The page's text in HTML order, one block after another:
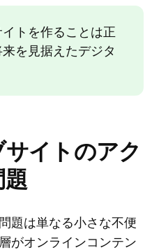
トを作ることは正
を見据えたデジタ
イトのアク
題は単なる小さな不便
がオンラインコンテン